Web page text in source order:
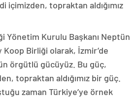
içimizden, topraktan aldığımız
Yönetim Kurulu Başkanı Neptün
Koop Birliği olarak, İzmir’de
örgütlü gücüyüz. Bu güç,
topraktan aldığımız bir güç.
zaman Türkiye’ye örnek